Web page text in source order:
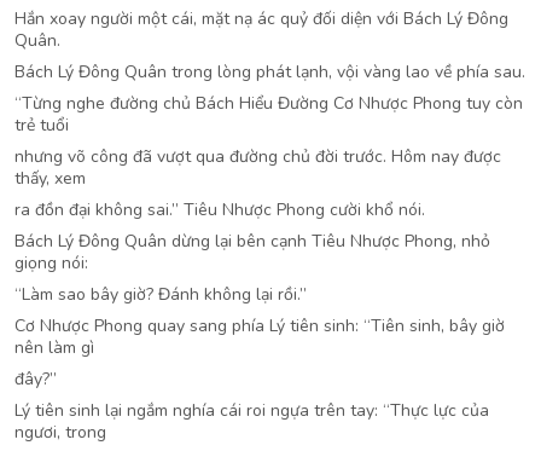
Hắn xoay người một cái, mặt nạ ác quỷ đối diện với Bách Lý Đông
Quân.
Bách Lý Đông Quân trong lòng phát lạnh, vội vàng lao về phía sau.
“Từng nghe đường chủ Bách Hiểu Đường Cơ Nhược Phong tuy còn
trẻ tuổi
nhưng võ công đã vượt qua đường chủ đời trước. Hôm nay được
thấy, xem
ra đồn đại không sai.” Tiêu Nhược Phong cười khổ nói.
Bách Lý Đông Quân dừng lại bên cạnh Tiêu Nhược Phong, nhỏ
giọng nói:
“Làm sao bây giờ? Đánh không lại rồi.”
Cơ Nhược Phong quay sang phía Lý tiên sinh: “Tiên sinh, bây giờ
nên làm gì
đây?”
Lý tiên sinh lại ngắm nghía cái roi ngựa trên tay: “Thực lực của
ngươi, trong